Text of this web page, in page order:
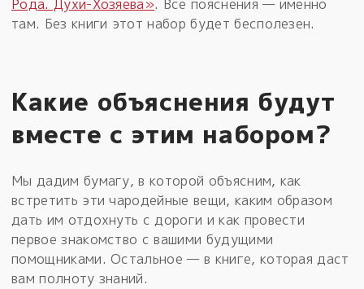
Рода. Духи-Хозяева». Все пояснения — именно
там. Без книги этот набор будет бесполезен.
Какие объяснения будут
вместе с этим набором?
Мы дадим бумагу, в которой объясним, как
встретить эти чародейные вещи, каким образом
дать им отдохнуть с дороги и как провести
первое знакомство с вашими будущими
помощниками. Остальное — в книге, которая даст
вам полноту знаний.